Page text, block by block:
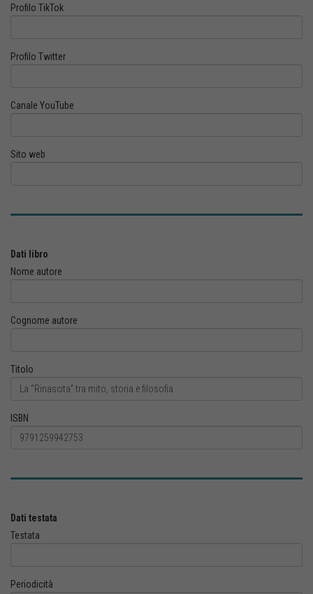
Profilo TikTok
Profilo Twitter
Canale YouTube
Sito web
Dati libro
Nome autore
Cognome autore
Titolo
ISBN
Dati testata
Testata
Periodicità